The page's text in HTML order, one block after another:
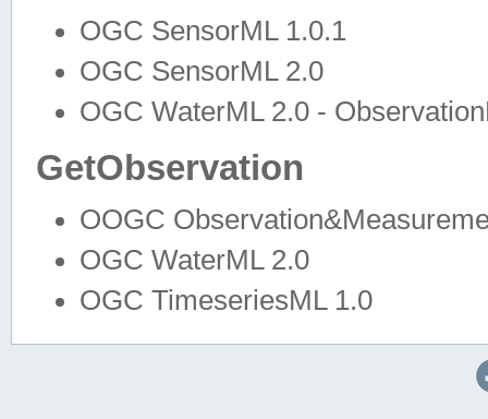
OGC SensorML 1.0.1
OGC SensorML 2.0
OGC WaterML 2.0 -
GetObservation
OOGC
OGC WaterML 2.0
OGC TimeseriesML 1.0